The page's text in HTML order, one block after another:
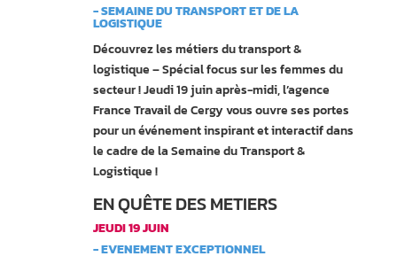
- SEMAINE DU TRANSPORT ET DE LA
LOGISTIQUE
Découvrez les métiers du transport &
logistique – Spécial focus sur les femmes du
secteur ! Jeudi 19 juin après-midi, l’agence
France Travail de Cergy vous ouvre ses portes
pour un événement inspirant et interactif dans
le cadre de la Semaine du Transport &
Logistique !
EN QUÊTE DES METIERS
JEUDI 19 JUIN
- EVENEMENT EXCEPTIONNEL